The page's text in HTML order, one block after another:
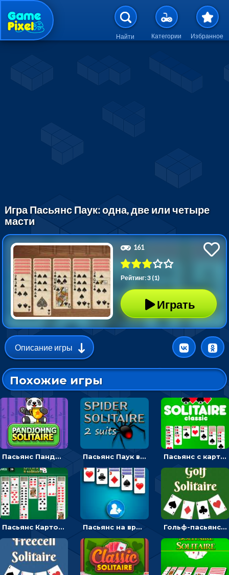
Перейти к основному
Найти Категории Избранное
Игра Пасьянс Паук: одна, две или четыре
масти
161
Рейтинг: 3 (1)
Играть
Описание игры
Похожие игры
Пасьянс Панджонг: собирать карты по порядку, чтобы очистить поле Пасьянс Паук в 2 масти: собирать карты по цвету и убирать со стола Пасьянс с картами: раскладывать масти в четыре ячейки
Пасьянс Карточный паук: складывать карты по мастям от короля до туза в колоду Пасьянс на время: разложить карты по мастям от туза до короля Гольф-пасьянс: разложить карты в одну стопку